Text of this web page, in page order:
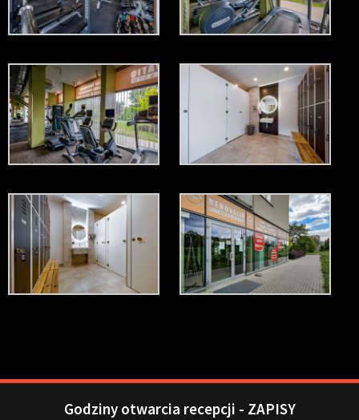
Godziny otwarcia recepcji - ZAPISY